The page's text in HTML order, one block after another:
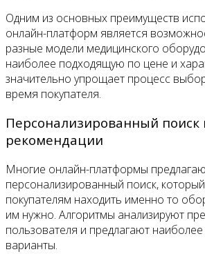
Одним из основных преимуществ
онлайн-платформ является
разные модели медицинского
наиболее подходящую по цене и
значительно упрощает процесс
время покупателя.
Персонализированный поиск
рекомендации
Многие онлайн-платформы
персонализированный поиск,
покупателям находить именно то
им нужно. Алгоритмы анализируют
пользователя и предлагают
варианты.